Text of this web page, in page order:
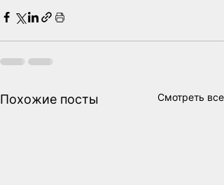
Похожие посты Смотреть все